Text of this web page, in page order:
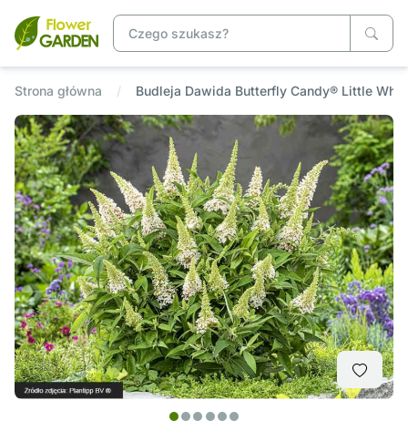
Strona główna Budleja Dawida Butterfly Candy® Little